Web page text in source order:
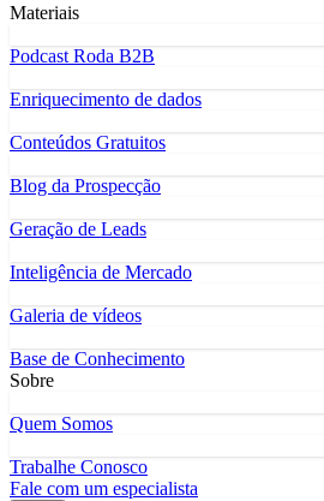
Materiais
Podcast Roda B2B
Enriquecimento de dados
Conteúdos Gratuitos
Blog da Prospecção
Geração de Leads
Inteligência de Mercado
Galeria de vídeos
Base de Conhecimento
Sobre
Quem Somos
Trabalhe Conosco
Fale com um especialista